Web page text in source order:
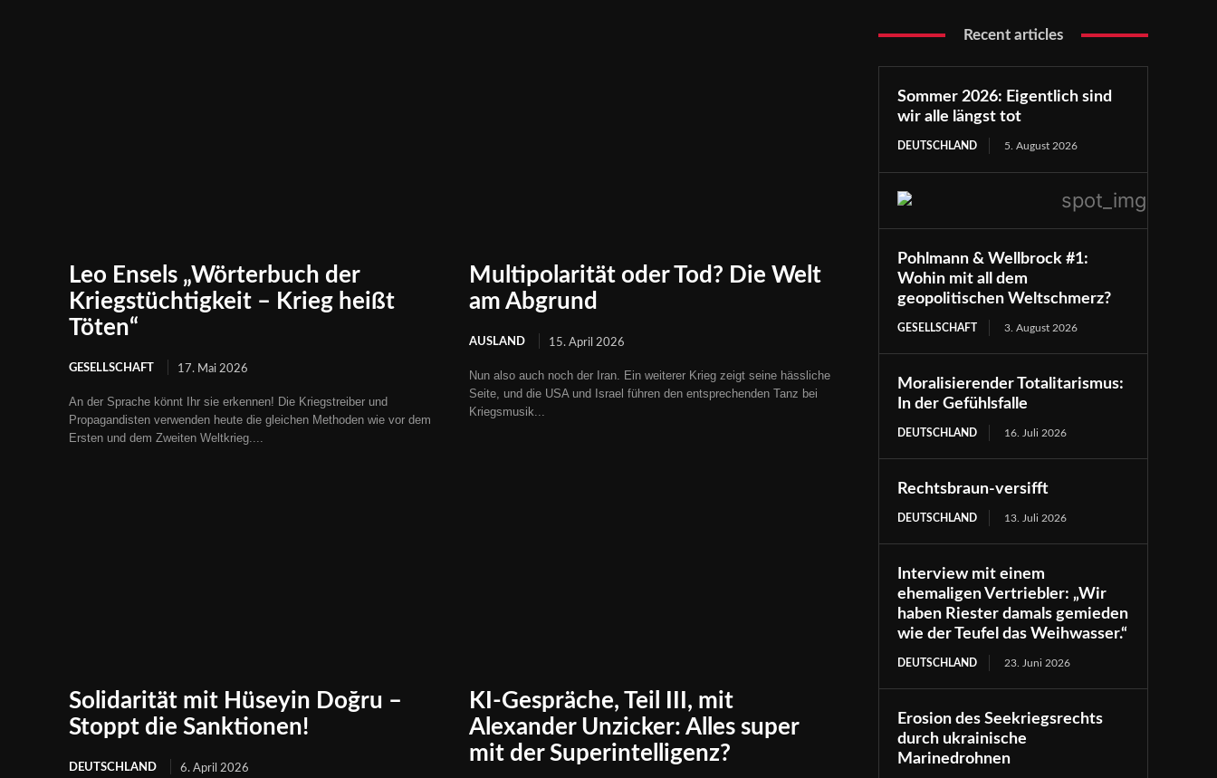
Leo Ensels „Wörterbuch der
Kriegstüchtigkeit – Krieg heißt
Töten“
GESELLSCHAFT 17. Mai 2026
An der Sprache könnt Ihr sie erkennen! Die Kriegstreiber und
Propagandisten verwenden heute die gleichen Methoden wie vor dem
Ersten und dem Zweiten Weltkrieg....
Multipolarität oder Tod? Die Welt
am Abgrund
AUSLAND 15. April 2026
Nun also auch noch der Iran. Ein weiterer Krieg zeigt seine hässliche
Seite, und die USA und Israel führen den entsprechenden Tanz bei
Kriegsmusik...
Solidarität mit Hüseyin Doğru –
Stoppt die Sanktionen!
DEUTSCHLAND 6. April 2026
KI-Gespräche, Teil III, mit
Alexander Unzicker: Alles super
mit der Superintelligenz?
Recent articles
Sommer 2026: Eigentlich sind
wir alle längst tot
DEUTSCHLAND 5. August 2026
Pohlmann & Wellbrock #1:
Wohin mit all dem
geopolitischen Weltschmerz?
GESELLSCHAFT 3. August 2026
Moralisierender Totalitarismus:
In der Gefühlsfalle
DEUTSCHLAND 16. Juli 2026
Rechtsbraun-versifft
DEUTSCHLAND 13. Juli 2026
Interview mit einem
ehemaligen Vertriebler: „Wir
haben Riester damals gemieden
wie der Teufel das Weihwasser.“
DEUTSCHLAND 23. Juni 2026
Erosion des Seekriegsrechts
durch ukrainische
Marinedrohnen